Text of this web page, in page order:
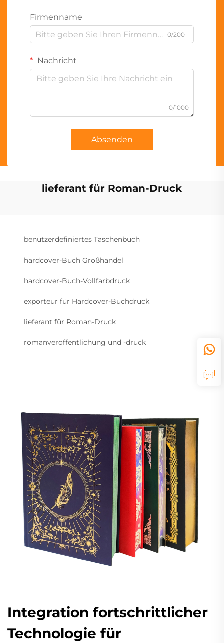
Firmenname
0/200
Nachricht
0/1000
Absenden
lieferant für Roman-Druck
benutzerdefiniertes Taschenbuch
hardcover-Buch Großhandel
hardcover-Buch-Vollfarbdruck
exporteur für Hardcover-Buchdruck
lieferant für Roman-Druck
romanveröffentlichung und -druck
Integration fortschrittlicher
Technologie für